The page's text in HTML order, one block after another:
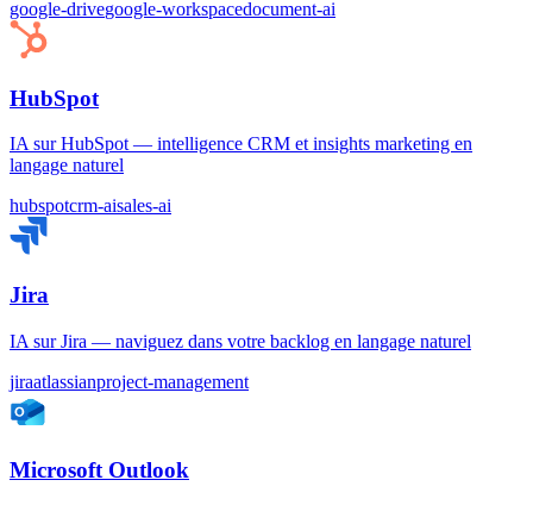
google-drivegoogle-workspacedocument-ai
HubSpot
IA sur HubSpot — intelligence CRM et insights marketing en
langage naturel
hubspotcrm-aisales-ai
Jira
IA sur Jira — naviguez dans votre backlog en langage naturel
jiraatlassianproject-management
Microsoft Outlook